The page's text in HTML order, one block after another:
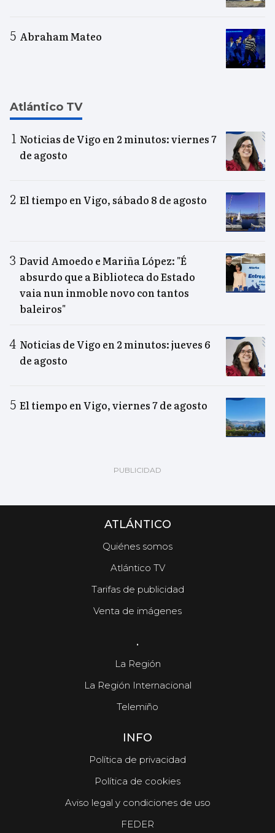
Abraham Mateo
Atlántico TV
Noticias de Vigo en 2 minutos: viernes 7
de agosto
El tiempo en Vigo, sábado 8 de agosto
David Amoedo e Mariña López: "É
absurdo que a Biblioteca do Estado
vaia nun inmoble novo con tantos
baleiros"
Noticias de Vigo en 2 minutos: jueves 6
de agosto
El tiempo en Vigo, viernes 7 de agosto
ATLÁNTICO
Quiénes somos
Atlántico TV
Tarifas de publicidad
Venta de imágenes
.
La Región
La Región Internacional
Telemiño
INFO
Política de privacidad
Política de cookies
Aviso legal y condiciones de uso
FEDER